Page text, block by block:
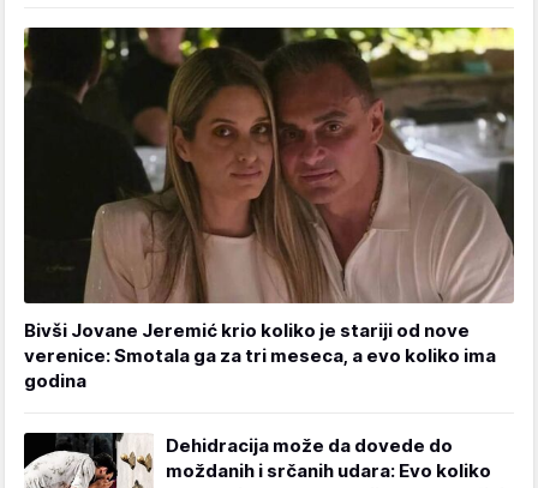
Bivši Jovane Jeremić krio koliko je stariji od nove
verenice: Smotala ga za tri meseca, a evo koliko ima
godina
Dehidracija može da dovede do
moždanih i srčanih udara: Evo koliko